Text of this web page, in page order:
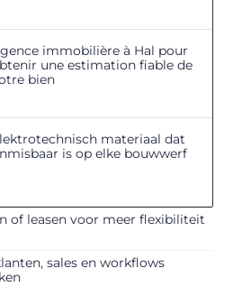
immobilière à Hal pour
une estimation fiable de
bien
materiaal dat
is op elke bouwwerf
of leasen voor meer flexibiliteit
sales en workflows